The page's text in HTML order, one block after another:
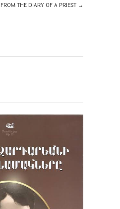
FROM THE DIARY OF A PRIEST →